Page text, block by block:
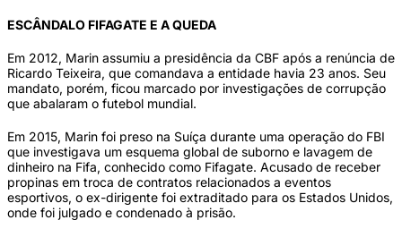
ESCÂNDALO FIFAGATE E A QUEDA
Em 2012, Marin assumiu a presidência da CBF após a renúncia de
Ricardo Teixeira, que comandava a entidade havia 23 anos. Seu
mandato, porém, ficou marcado por investigações de corrupção
que abalaram o futebol mundial.
Em 2015, Marin foi preso na Suíça durante uma operação do FBI
que investigava um esquema global de suborno e lavagem de
dinheiro na Fifa, conhecido como Fifagate. Acusado de receber
propinas em troca de contratos relacionados a eventos
esportivos, o ex-dirigente foi extraditado para os Estados Unidos,
onde foi julgado e condenado à prisão.